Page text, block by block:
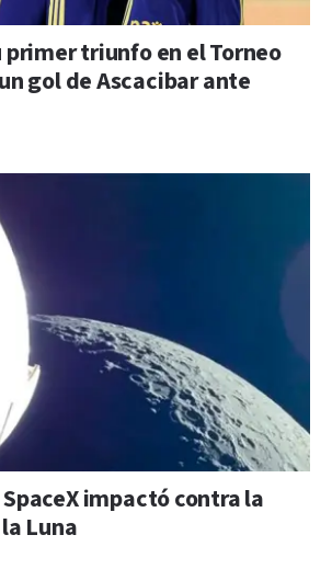
primer triunfo en el Torneo
gol de Ascacibar ante
impactó contra la
Luna